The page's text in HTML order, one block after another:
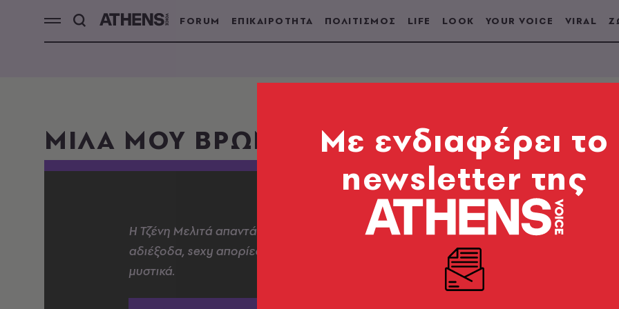
FORUM ΕΠΙΚΑΙΡΟΤΗΤΑ ΠΟΛΙΤΙΣΜΟΣ LIFE LOOK YOUR VOICE VIRAL
ΜΙΛΑ ΜΟΥ ΒΡΩΜΙΚΑ
Η Τζένη Μελιτά απαντά σε ερωτικά
αδιέξοδα, sexy απορίες, κρυμμένα
μυστικά.
Mε ενδιαφέρει το
newsletter της